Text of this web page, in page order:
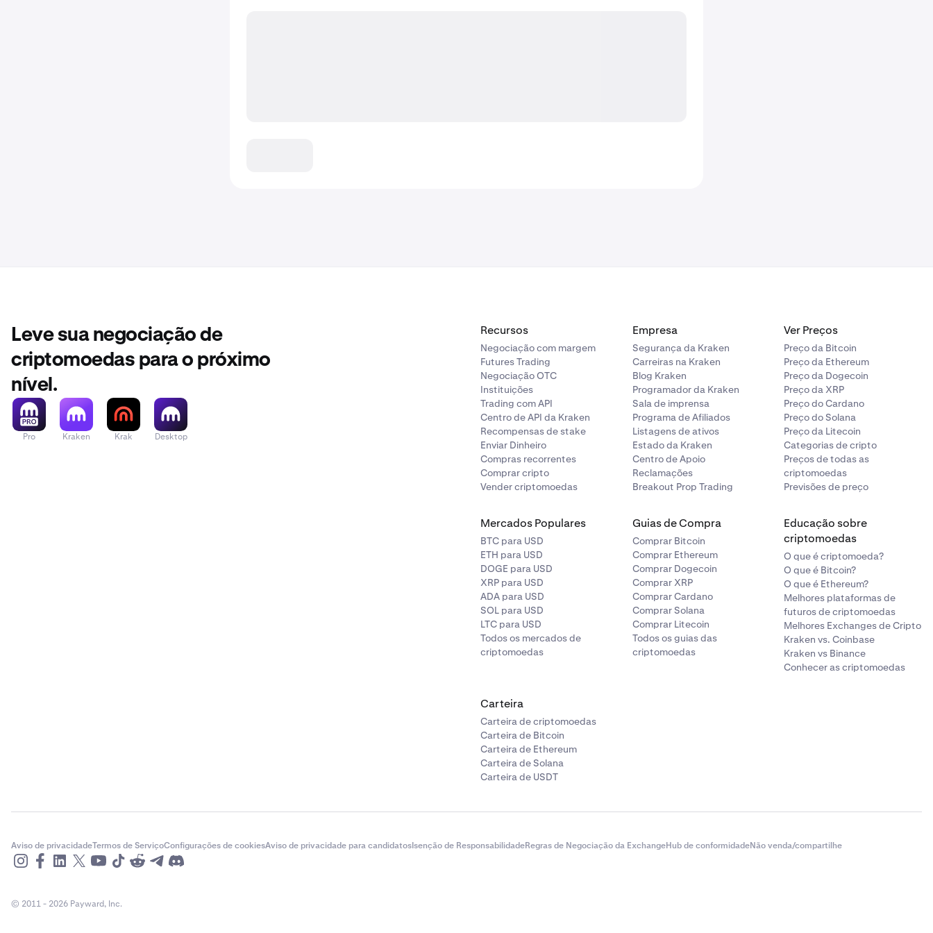
Leve sua negociação de
criptomoedas para o próximo
nível.
Pro Kraken Krak Desktop
Recursos
Negociação com margem
Futures Trading
Negociação OTC
Instituições
Trading com API
Centro de API da Kraken
Recompensas de stake
Enviar Dinheiro
Compras recorrentes
Comprar cripto
Vender criptomoedas
Empresa
Segurança da Kraken
Carreiras na Kraken
Blog Kraken
Programador da Kraken
Sala de imprensa
Programa de Afiliados
Listagens de ativos
Estado da Kraken
Centro de Apoio
Reclamações
Breakout Prop Trading
Ver Preços
Preço da Bitcoin
Preço da Ethereum
Preço da Dogecoin
Preço da XRP
Preço do Cardano
Preço do Solana
Preço da Litecoin
Categorias de cripto
Preços de todas as
criptomoedas
Previsões de preço
Mercados Populares
BTC para USD
ETH para USD
DOGE para USD
XRP para USD
ADA para USD
SOL para USD
LTC para USD
Todos os mercados de
criptomoedas
Guias de Compra
Comprar Bitcoin
Comprar Ethereum
Comprar Dogecoin
Comprar XRP
Comprar Cardano
Comprar Solana
Comprar Litecoin
Todos os guias das
criptomoedas
Educação sobre
criptomoedas
O que é criptomoeda?
O que é Bitcoin?
O que é Ethereum?
Melhores plataformas de
futuros de criptomoedas
Melhores Exchanges de Cripto
Kraken vs. Coinbase
Kraken vs Binance
Conhecer as criptomoedas
Carteira
Carteira de criptomoedas
Carteira de Bitcoin
Carteira de Ethereum
Carteira de Solana
Carteira de USDT
Aviso de privacidadeTermos de ServiçoConfigurações de cookiesAviso de privacidade para candidatosIsenção de ResponsabilidadeRegras de Negociação da ExchangeHub de conformidadeNão venda/compartilhe
© 2011 - 2026 Payward, Inc.